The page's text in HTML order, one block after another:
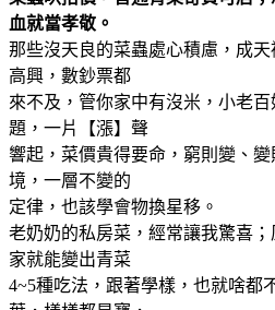
血就當孝敬。
那些沒天良的菜蟲處心積慮，成
高興，數鈔票都
來不及，管你家中有沒米，小老
題，一片【漲】聲
響起，菜價貴得要命，窮則變、
境，一層不變的
定律，也該學會物換星移。
老奶奶的私房菜，經常讓我驚喜
家就能變出青菜
4~5種吃法，跟著學樣，也就啥都